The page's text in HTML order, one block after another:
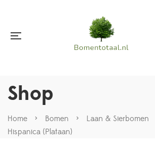
Shop
Home > Bomen > Laan & Sierbomen
Hispanica (Plataan)